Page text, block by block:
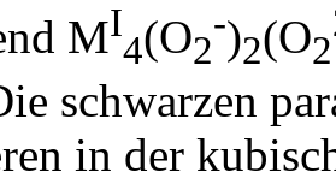
MI
4(O2
-)2(O2
schwarzen
in der